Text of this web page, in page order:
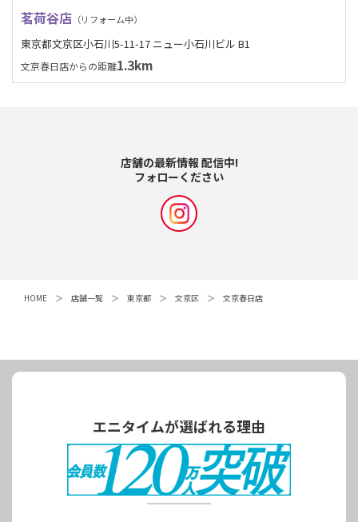
茗荷谷店 （リフォーム中）
東京都文京区小石川5-11-17 ニュー小石川ビル B1
文京春日店からの距離1.3km
店舗の最新情報 配信中!
フォローください
HOME 店舗一覧 東京都 文京区 文京春日店
エニタイムが選ばれる理由